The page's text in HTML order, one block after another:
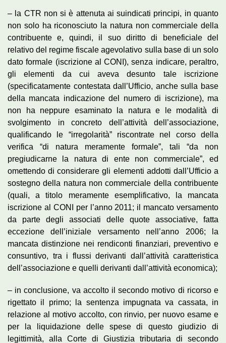
– la CTR non si è attenuta ai suindicati principi, in quanto
non solo ha riconosciuto la natura non commerciale della
contribuente e, quindi, il suo diritto di beneficiale del
relativo del regime fiscale agevolativo sulla base di un solo
dato formale (iscrizione al CONI), senza indicare, peraltro,
gli elementi da cui aveva desunto tale iscrizione
(specificatamente contestata dall’Ufficio, anche sulla base
della mancata indicazione del numero di iscrizione), ma
non ha neppure esaminato la natura e le modalità di
svolgimento in concreto dell’attività dell’associazione,
qualificando le “irregolarità” riscontrate nel corso della
verifica “di natura meramente formale”, tali “da non
pregiudicarne la natura di ente non commerciale”, ed
omettendo di considerare gli elementi addotti dall’Ufficio a
sostegno della natura non commerciale della contribuente
(quali, a titolo meramente esemplificativo, la mancata
iscrizione al CONI per l’anno 2011; il mancato versamento
da parte degli associati delle quote associative, fatta
eccezione dell’iniziale versamento nell’anno 2006; la
mancata distinzione nei rendiconti finanziari, preventivo e
consuntivo, tra i flussi derivanti dall’attività caratteristica
dell’associazione e quelli derivanti dall’attività economica);
– in conclusione, va accolto il secondo motivo di ricorso e
rigettato il primo; la sentenza impugnata va cassata, in
relazione al motivo accolto, con rinvio, per nuovo esame e
per la liquidazione delle spese di questo giudizio di
legittimità, alla Corte di Giustizia tributaria di secondo